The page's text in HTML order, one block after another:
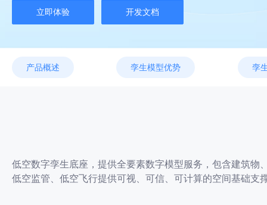
立即体验 开发文档
产品概述 孪生模型优势 孪
低空数字孪生底座，提供全要素数字模型服务，包含建筑
低空监管、低空飞行提供可视、可信、可计算的空间基础支